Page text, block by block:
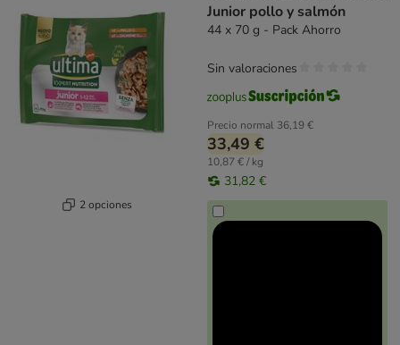
2 opciones
Junior pollo y salmón
44 x 70 g - Pack Ahorro
Precio normal 36,19 €
33,49 €
10,87 € / kg
31,82 €
Sin valoraciones